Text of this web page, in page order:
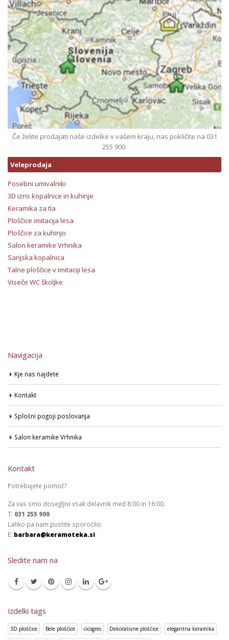
Če želite prodajati naše izdelke v vašem kraju, nas pokličite na 031
255 900.
Veleprodaja
Posebni umivalniki
3D izris kopalnice in kuhinje
Keramika za tla
Ploščice imitacija lesa
Ploščice za kuhinjo
Salon keramike Vrhnika
Sanjska kopalnica
Talne ploščice v imitaciji lesa
Viseče WC školjke
Navigacija
Kje nas najdete
Kontakt
Splošni pogoji poslovanja
Salon keramike Vrhnika
Kontakt
Potrebujete pomoč?
Za vas smo dosegljivi vsak delavnik med 8:00 in 16:00.
T: 031 255 900
Lahko pa nam pustite sporočilo:
E: barbara@keramoteka.si
Sledite nam na
Izdelki tags
3D ploščice Bele ploščice cicogres Dekorativne ploščice elegantna keramika